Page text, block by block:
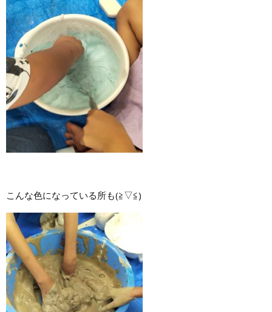
こんな色になっている所も(≧▽≦)